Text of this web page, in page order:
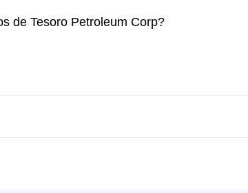
de Tesoro Petroleum Corp?